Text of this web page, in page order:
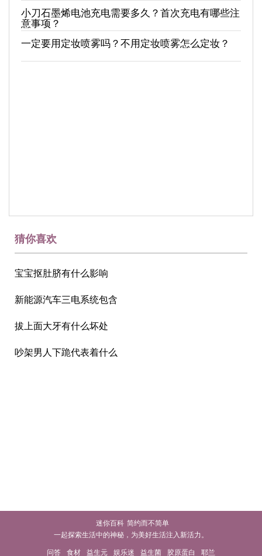
小刀石墨烯电池充电需要多久？首次充电有哪些注
意事项？
一定要用定妆喷雾吗？不用定妆喷雾怎么定妆？
猜你喜欢
宝宝抠肚脐有什么影响
新能源汽车三电系统包含
拔上面大牙有什么坏处
吵架男人下跪代表着什么
迷你百科 简约而不简单
一起探索生活中的神秘，为美好生活注入新活力。
问答 食材 益生元 娱乐迷 益生菌 胶原蛋白 耶兰